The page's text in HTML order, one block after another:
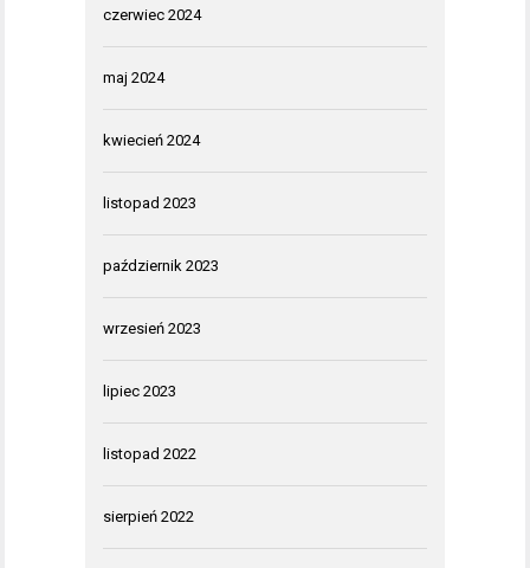
czerwiec 2024
maj 2024
kwiecień 2024
listopad 2023
październik 2023
wrzesień 2023
lipiec 2023
listopad 2022
sierpień 2022